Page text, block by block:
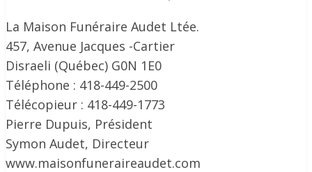
La Maison Funéraire Audet Ltée.
457, Avenue Jacques -Cartier
Disraeli (Québec) G0N 1E0
Téléphone : 418-449-2500
Télécopieur : 418-449-1773
Pierre Dupuis, Président
Symon Audet, Directeur
www.maisonfuneraireaudet.com